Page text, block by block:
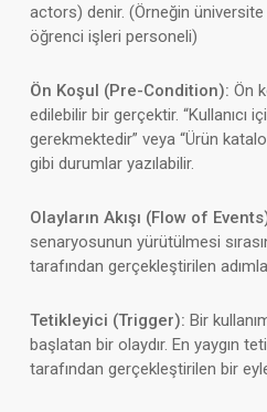
actors) denir. (Örneğin
öğrenci işleri personeli)
Ön Koşul (Pre-Condition): Ön
edilebilir bir gerçektir. “Kullanıcı
gerekmektedir” veya “Ürün
gibi durumlar yazılabilir.
Olayların Akışı (Flow of
senaryosunun yürütülmesi
tarafından gerçekleştirilen
Tetikleyici (Trigger): Bir
başlatan bir olaydır. En yaygın
tarafından gerçekleştirilen bir